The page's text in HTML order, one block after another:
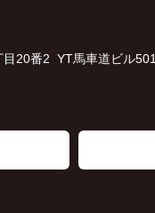
20番2 YT馬車道ビル501